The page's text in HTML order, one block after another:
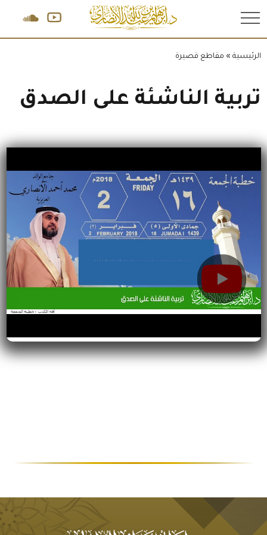
الرئيسية » مقاطع قصيرة
تربية الناشئة على الصدق